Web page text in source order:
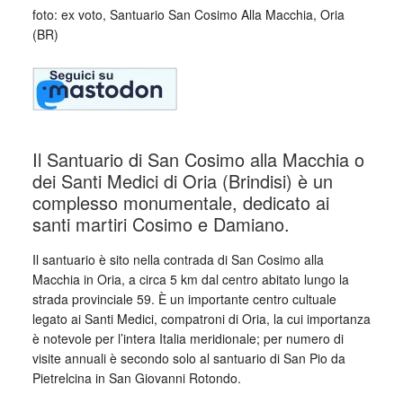
foto: ex voto, Santuario San Cosimo Alla Macchia, Oria
(BR)
Il Santuario di San Cosimo alla Macchia o
dei Santi Medici di Oria (Brindisi) è un
complesso monumentale, dedicato ai
santi martiri Cosimo e Damiano.
Il santuario è sito nella contrada di San Cosimo alla
Macchia in Oria, a circa 5 km dal centro abitato lungo la
strada provinciale 59. È un importante centro cultuale
legato ai Santi Medici, compatroni di Oria, la cui importanza
è notevole per l’intera Italia meridionale; per numero di
visite annuali è secondo solo al santuario di San Pio da
Pietrelcina in San Giovanni Rotondo.